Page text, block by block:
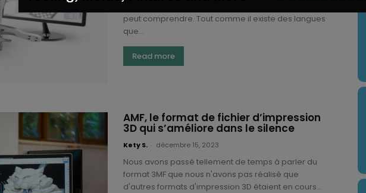
peut comprendre. Tout comme il existe des langues
que...
Read more
AMF, le format de fichier d’impression
3D qui s’améliore dans le silence
Kety S. décembre 15, 2023
Nous avons passé tellement de temps à parler du
format 3MF que nous n'avons pas réalisé que
d'autres formats d'impression 3D étaient en cours...